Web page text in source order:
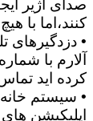
صدای آژیر
کنند،اما با
• دزدگیرهای
آلارم با
کرده اید
• سیستم
اپلیکیشن